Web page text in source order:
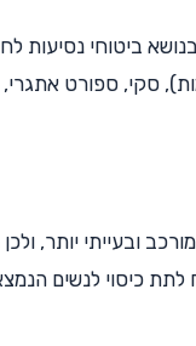
ביטוחי נסיעות
סקי, ספורט אתגרי,
ובעייתי יותר,
כיסוי לנשים